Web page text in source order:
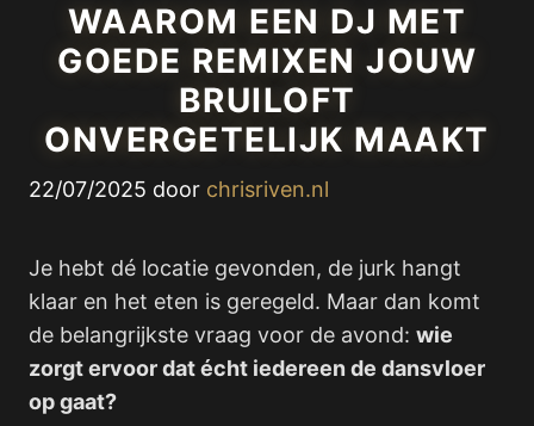
WAAROM EEN DJ MET
GOEDE REMIXEN JOUW
BRUILOFT
ONVERGETELIJK MAAKT
22/07/2025 door chrisriven.nl
Je hebt dé locatie gevonden, de jurk hangt
klaar en het eten is geregeld. Maar dan komt
de belangrijkste vraag voor de avond: wie
zorgt ervoor dat écht iedereen de dansvloer
op gaat?